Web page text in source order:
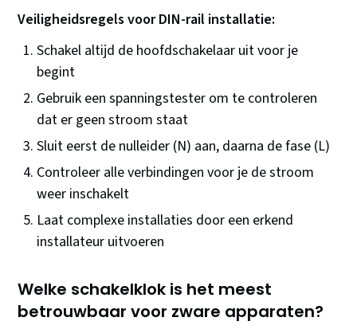
Veiligheidsregels voor DIN-rail installatie:
Schakel altijd de hoofdschakelaar uit voor je
begint
Gebruik een spanningstester om te controleren
dat er geen stroom staat
Sluit eerst de nulleider (N) aan, daarna de fase (L)
Controleer alle verbindingen voor je de stroom
weer inschakelt
Laat complexe installaties door een erkend
installateur uitvoeren
Welke schakelklok is het meest
betrouwbaar voor zware apparaten?